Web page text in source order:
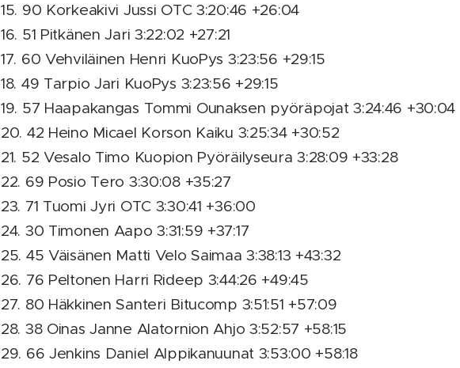
15. 90 Korkeakivi Jussi OTC 3:20:46 +26:04
16. 51 Pitkänen Jari 3:22:02 +27:21
17. 60 Vehviläinen Henri KuoPys 3:23:56 +29:15
18. 49 Tarpio Jari KuoPys 3:23:56 +29:15
19. 57 Haapakangas Tommi Ounaksen pyöräpojat 3:24:46 +30:04
20. 42 Heino Micael Korson Kaiku 3:25:34 +30:52
21. 52 Vesalo Timo Kuopion Pyöräilyseura 3:28:09 +33:28
22. 69 Posio Tero 3:30:08 +35:27
23. 71 Tuomi Jyri OTC 3:30:41 +36:00
24. 30 Timonen Aapo 3:31:59 +37:17
25. 45 Väisänen Matti Velo Saimaa 3:38:13 +43:32
26. 76 Peltonen Harri Rideep 3:44:26 +49:45
27. 80 Häkkinen Santeri Bitucomp 3:51:51 +57:09
28. 38 Oinas Janne Alatornion Ahjo 3:52:57 +58:15
29. 66 Jenkins Daniel Alppikanuunat 3:53:00 +58:18